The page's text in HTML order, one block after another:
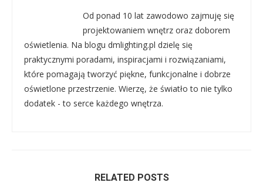
Od ponad 10 lat zawodowo zajmuję się
projektowaniem wnętrz oraz doborem
oświetlenia. Na blogu dmlighting.pl dzielę się
praktycznymi poradami, inspiracjami i rozwiązaniami,
które pomagają tworzyć piękne, funkcjonalne i dobrze
oświetlone przestrzenie. Wierzę, że światło to nie tylko
dodatek - to serce każdego wnętrza.
RELATED POSTS